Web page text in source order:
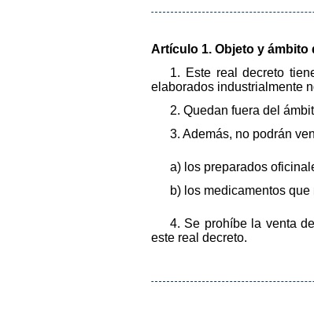
Artículo 1. Objeto y ámbito
1. Este real decreto
elaborados industrialmente
2. Quedan fuera del
3. Además, no podrán
a) los preparados
b) los medicamentos
4. Se prohíbe la venta
este real decreto.